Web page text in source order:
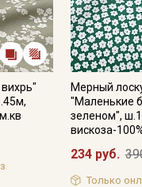
Мерный
"Маленькие
зеленом",
вискоза-
234 руб.
Только